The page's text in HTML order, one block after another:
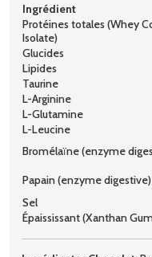
Ingrédient
Protéines totales (Whey
Isolate)
Glucides
Lipides
Taurine
L-Arginine
L-Glutamine
L-Leucine
Bromélaïne (enzyme
Papain (enzyme digestive)
Sel
Épaississant (Xanthan